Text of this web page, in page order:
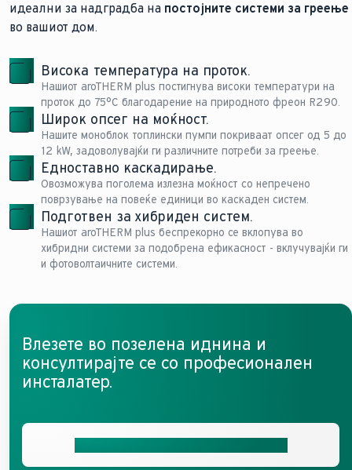
идеални за надградба на постојните системи за греење
во вашиот дом.
Висока температура на проток.
Нашиот aroTHERM plus постигнува високи температури на
проток до 75°C благодарение на природното фреон R290.
Широк опсег на моќност.
Нашите моноблок топлински пумпи покриваат опсег од 5 до
12 kW, задоволувајќи ги различните потреби за греење.
Едноставно каскадирање.
Овозможува поголема излезна моќност со непречено
поврзување на повеќе единици во каскаден систем.
Подготвен за хибриден систем.
Нашиот aroTHERM plus беспрекорно се вклопува во
хибридни системи за подобрена ефикасност - вклучувајќи ги
и фотоволтаичните системи.
Влезете во позелена иднина и
консултирајте се со професионален
инсталатер.